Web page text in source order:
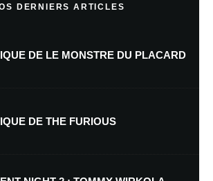
une super série 🙂 On passe d’un
DERNIERS ARTICLES
DE LE MONSTRE DU PLACARD
DE THE FURIOUS